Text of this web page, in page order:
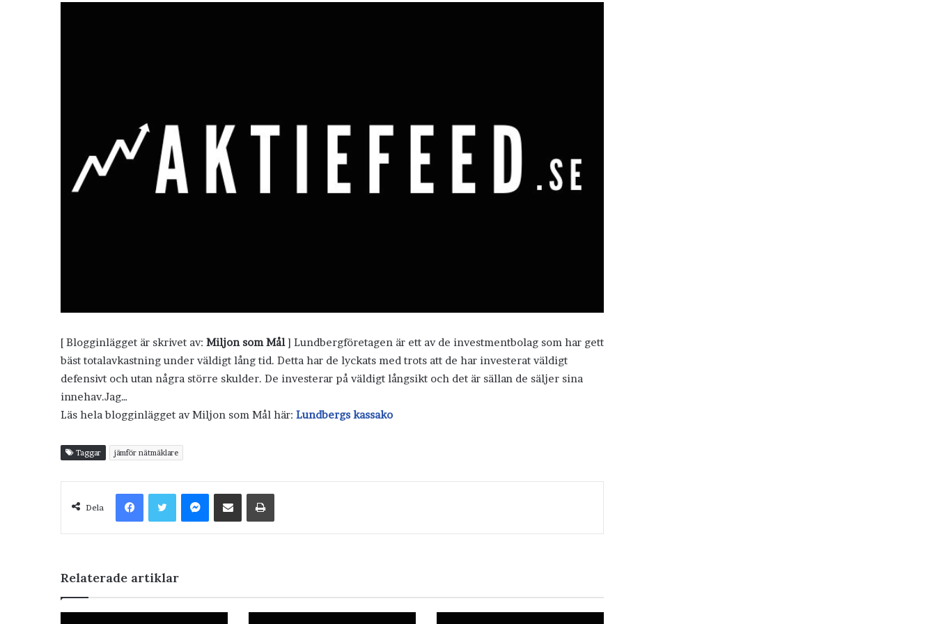
[ Blogginlägget är skrivet av: Miljon som Mål] Lundbergföretagen är ett av de investmentbolag som har gett
bäst totalavkastning under väldigt lång tid. Detta har de lyckats med trots att de har investerat väldigt
defensivt och utan några större skulder. De investerar på väldigt långsikt och det är sällan de säljer sina
innehav.Jag…
Läs hela blogginlägget av Miljon som Mål här: Lundbergs kassako
Taggar jämför nätmäklare
Dela
FacebookTwitterMessenger
Dela via e-post Skriv ut
Relaterade artiklar